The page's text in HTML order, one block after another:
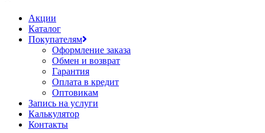
Акции
Каталог
Покупателям
Оформление заказа
Обмен и возврат
Гарантия
Оплата в кредит
Оптовикам
Запись на услуги
Калькулятор
Контакты